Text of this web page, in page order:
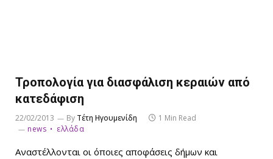
Τροπολογία για διασφάλιση κεραιών από
κατεδάφιση
22/02/2013 By Τέτη Ηγουμενίδη
1 Min Read
news
ελλάδα
Αναστέλλονται οι όποιες αποφάσεις δήμων και